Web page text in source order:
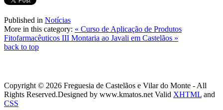
Published in Notícias
More in this category: « Curso de Aplicação de Produtos
Fitofarmacêuticos III Montaria ao Javali em Castelãos »
back to top
Copyright © 2026 Freguesia de Castelãos e Vilar do Monte - All
Rights Reserved.Designed by www.kmatos.net Valid XHTML and
CSS